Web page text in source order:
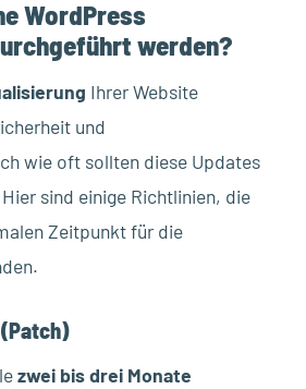
WordPress
werden?
Ihrer Website
und
wie oft sollten diese Updates
sind einige Richtlinien, die
Zeitpunkt für die
zwei bis drei Monate